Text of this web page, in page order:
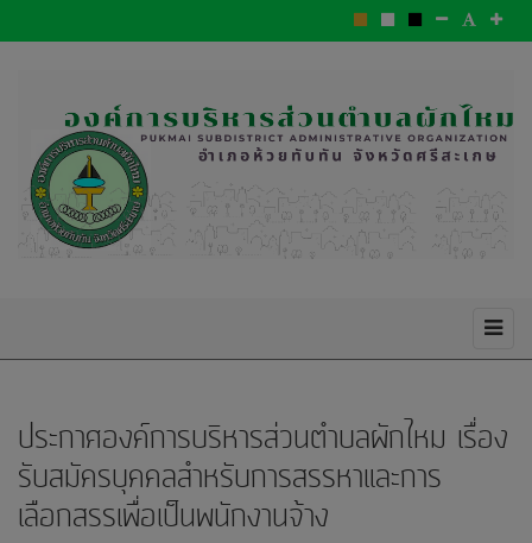
ประกาศองค์การบริหารส่วนตำบลผักไหม เรื่อง
รับสมัครบุคคลสำหรับการสรรหาและการ
เลือกสรรเพื่อเป็นพนักงานจ้าง